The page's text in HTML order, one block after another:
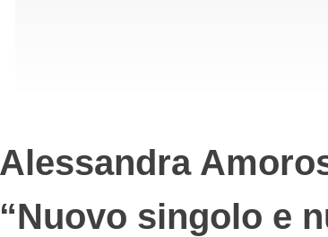
Alessandra
“Nuovo singolo e